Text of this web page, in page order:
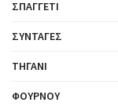
ΣΠΑΓΓΈΤΙ
ΣΥΝΤΑΓΈΣ
ΤΗΓΆΝΙ
ΦΟΎΡΝΟΥ